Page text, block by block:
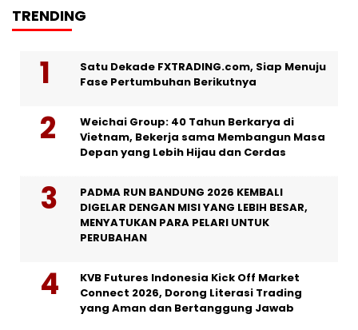
TRENDING
Satu Dekade FXTRADING.com, Siap Menuju
Fase Pertumbuhan Berikutnya
Weichai Group: 40 Tahun Berkarya di
Vietnam, Bekerja sama Membangun Masa
Depan yang Lebih Hijau dan Cerdas
PADMA RUN BANDUNG 2026 KEMBALI
DIGELAR DENGAN MISI YANG LEBIH BESAR,
MENYATUKAN PARA PELARI UNTUK
PERUBAHAN
KVB Futures Indonesia Kick Off Market
Connect 2026, Dorong Literasi Trading
yang Aman dan Bertanggung Jawab